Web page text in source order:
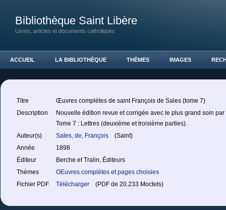
Bibliothèque Saint Libère
Livres, articles et documents catholiques
ACCUEIL LA BIBLIOTHÈQUE THÈMES IMAGES
Titre
Œuvres complètes de saint François de Sales (tome 7)
Description
Nouvelle édition revue et corrigée avec le plus grand soin
Tome 7 : Lettres (deuxième et troisième parties).
Auteur(s)
Sales, de, François
(Saint)
Année
1898
Éditeur
Berche et Tralin, Éditeurs
Thèmes
OEuvres complètes et pages choisies
Fichier PDF
Télécharger (PDF de 20.233 Moctets)